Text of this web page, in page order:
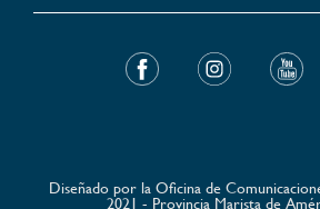
Diseñado por la Oficina de
2021 - Provincia Marista de